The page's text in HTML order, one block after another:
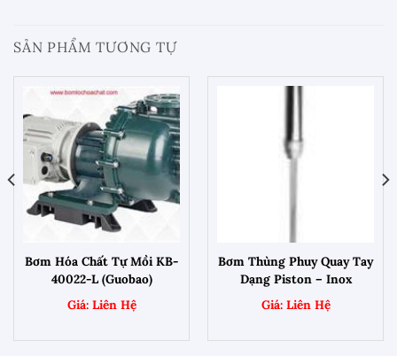
SẢN PHẨM TƯƠNG TỰ
Bơm Hóa Chất Tự Mồi KB-
40022-L (Guobao)
Bơm Thùng Phuy Quay Tay
Dạng Piston – Inox